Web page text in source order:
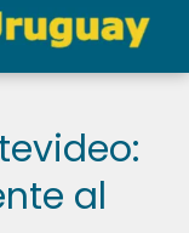
al